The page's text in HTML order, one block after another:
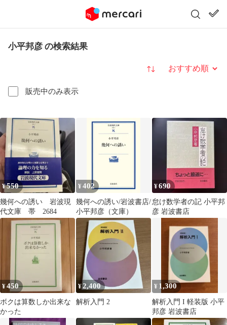
小平邦彦 の検索結果
販売中のみ表示
並び替え
¥550
幾何への誘い 岩波現
代文庫 帯 2684
¥402
幾何への誘い/岩波書店/
小平邦彦（文庫）
¥690
怠け数学者の記 小平邦
彦 岩波書店
¥450
ボクは算数しか出来な
かった
¥2,400
解析入門 2
¥ 1,300
解析入門 I 軽装版 小平
邦彦 岩波書店